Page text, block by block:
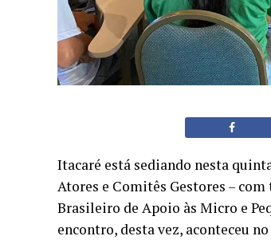
Itacaré está sediando nesta
Atores e Comitês Gestores –
Brasileiro de Apoio às Micro e
encontro, desta vez, aconteceu